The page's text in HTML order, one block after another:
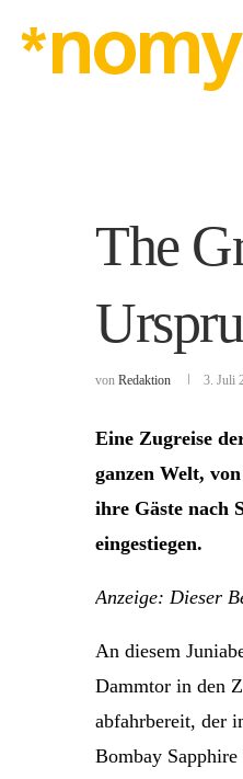
The
von Redaktion 3. Juli
Eine Zugreise
ganzen Welt,
ihre Gäste nach
eingestiegen.
Anzeige: Dieser
An diesem
Dammtor in den
abfahrbereit, der
Bombay